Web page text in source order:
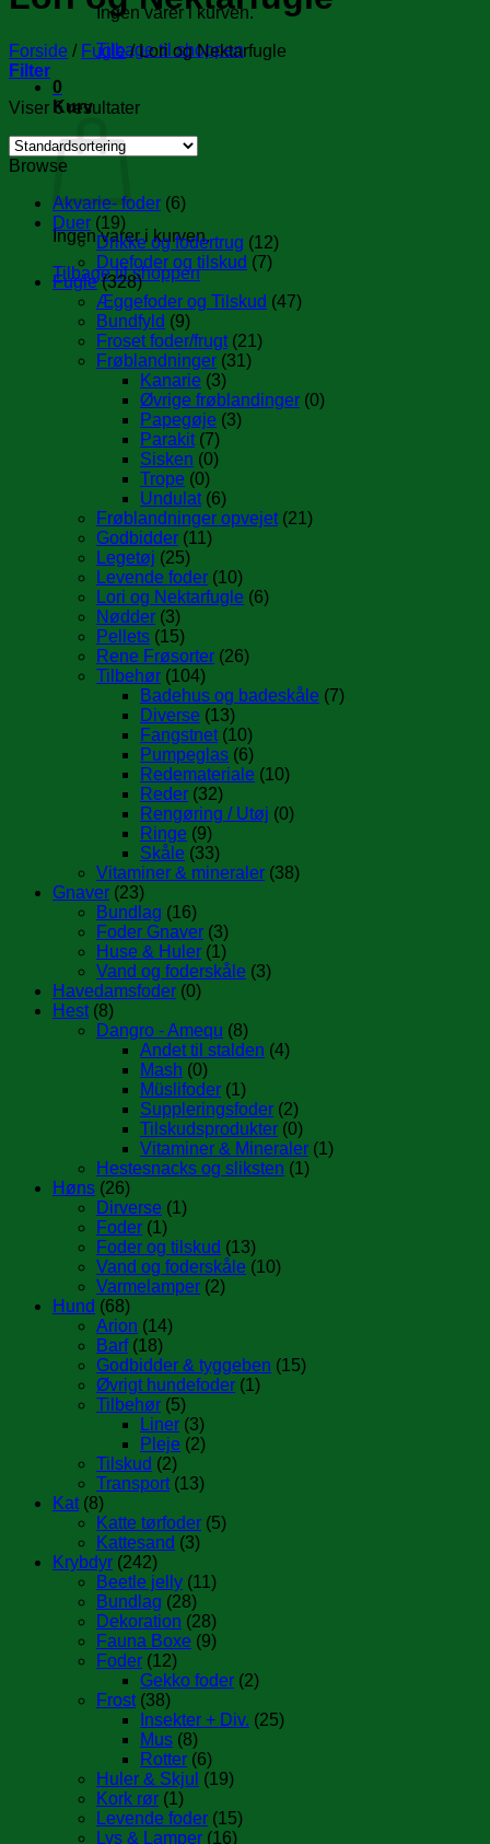
Ingen varer i kurven.
Tilbage til shoppen
0
Kurv
Ingen varer i kurven.
Tilbage til shoppen
Forside / Fugle /Lori og Nektarfugle
Filter
Viser 6 resultater
Browse
Akvarie- foder (6)
Duer (19)
Drikke og fodertrug (12)
Duefoder og tilskud (7)
Fugle (328)
Æggefoder og Tilskud (47)
Bundfyld (9)
Froset foder/frugt (21)
Frøblandninger (31)
Kanarie (3)
Øvrige frøblandinger (0)
Papegøje (3)
Parakit (7)
Sisken (0)
Trope (0)
Undulat (6)
Frøblandninger opvejet (21)
Godbidder (11)
Legetøj (25)
Levende foder (10)
Lori og Nektarfugle (6)
Nødder (3)
Pellets (15)
Rene Frøsorter (26)
Tilbehør (104)
Badehus og badeskåle (7)
Diverse (13)
Fangstnet (10)
Pumpeglas (6)
Redemateriale (10)
Reder (32)
Rengøring / Utøj (0)
Ringe (9)
Skåle (33)
Vitaminer & mineraler (38)
Gnaver (23)
Bundlag (16)
Foder Gnaver (3)
Huse & Huler (1)
Vand og foderskåle (3)
Havedamsfoder (0)
Hest (8)
Dangro - Amequ (8)
Andet til stalden (4)
Mash (0)
Müslifoder (1)
Suppleringsfoder (2)
Tilskudsprodukter (0)
Vitaminer & Mineraler (1)
Hestesnacks og sliksten (1)
Høns (26)
Dirverse (1)
Foder (1)
Foder og tilskud (13)
Vand og foderskåle (10)
Varmelamper (2)
Hund (68)
Arion (14)
Barf (18)
Godbidder & tyggeben (15)
Øvrigt hundefoder (1)
Tilbehør (5)
Liner (3)
Pleje (2)
Tilskud (2)
Transport (13)
Kat (8)
Katte tørfoder (5)
Kattesand (3)
Krybdyr (242)
Beetle jelly (11)
Bundlag (28)
Dekoration (28)
Fauna Boxe (9)
Foder (12)
Gekko foder (2)
Frost (38)
Insekter + Div. (25)
Mus (8)
Rotter (6)
Huler & Skjul (19)
Kork rør (1)
Levende foder (15)
Lys & Lamper (16)